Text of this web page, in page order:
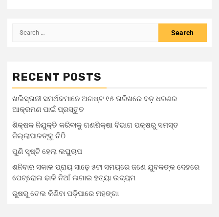
Search
RECENT POSTS
ଖଲିସ୍ତାନୀ ସମର୍ଥକମାନେ ଅଗଷ୍ଟ ୧୫ ତାରିଖରେ ବଡ଼ ଧରଣର
ଆକ୍ରମଣ ପାଇଁ ପ୍ରସ୍ତୁତ
ଶିକ୍ଷକ ନିଯୁକ୍ତି କରିବାକୁ ଗଣଶିକ୍ଷା ବିଭାଗ ପକ୍ଷରୁ ସମସ୍ତ
ଜିଲ୍ଲାପାଳଙ୍କୁ ଚିଠି
ପୁଣି ସୃଷ୍ଟି ହେଲା ଲଘୁଚାପ
ଶନିବାର ସକାଳ ପ୍ରାୟ ସାଢ଼େ ୫ଟା ସମୟରେ ଜଣେ ଯୁବକଙ୍କ ଦେହରେ
ପେଟ୍ରୋଲ ଢାଳି ନିଆଁ ଲଗାଇ ହତ୍ୟା ଉଦ୍ୟମ
ରୁଷରୁ ତେଲ କିଣିବା ପଡ଼ିପାରେ ମହଙ୍ଗା